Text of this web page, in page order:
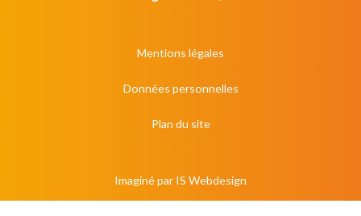
Mentions légales
Données personnelles
Plan du site
Imaginé par IS Webdesign